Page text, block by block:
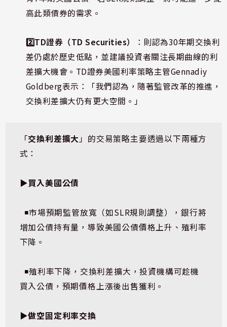
高此類債券的需求。
2️⃣TD證券（TD Securities）
：則認為30年期交換利
差仍處於歷史低點，並建議投資者關注長期曲線的利
差擴大機會。TD證券美國利率策略主管Gennadiy
Goldberg表示：「我們認為，隨著監管改革的推進，
交換利差擴大仍有更大空間。」
「交換利差擴大 」的交易策略主要透過以下兩種方
式：
▶️買入美國公債
增加公債持有量，導致美國公債價格上升、殖利率
下降。
買入公債，預期價格上漲後出售獲利。
▶️做空固定利率交換